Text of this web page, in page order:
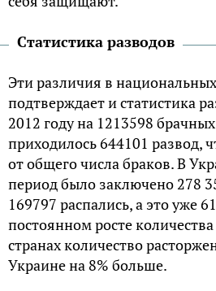
Статистика разводов
Эти различия в
подтверждает и статистика
2012 году на 1213598
приходилось 644101 развод,
от общего числа браков. В
период было заключено 278
169797 распались, а это уже
постоянном росте
странах количество
Украине на 8% больше.